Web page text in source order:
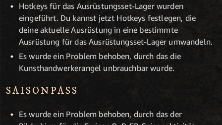
Hotkeys für das Ausrüstungsset-Lager wurden
eingeführt. Du kannst jetzt Hotkeys festlegen, die
deine aktuelle Ausrüstung in eine bestimmte
Ausrüstung für das Ausrüstungsset-Lager umwandeln.
Es wurde ein Problem behoben, durch das die
Kunsthandwerkerangel unbrauchbar wurde.
SAISONPASS
Es wurde ein Problem behoben, durch das der